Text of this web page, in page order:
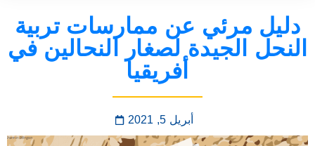
دليل مرئي عن ممارسات تربية
النحل الجيدة لصغار النحالين في
أفريقيا
أبريل 5, 2021
Русский